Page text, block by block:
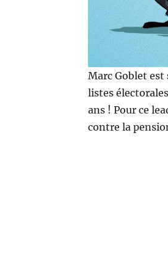
Marc Goblet est
listes
ans ! Pour ce
contre la